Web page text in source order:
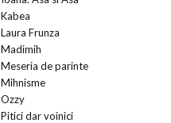
Kabea
Laura Frunza
Madimih
Meseria de parinte
Mihnisme
Ozzy
Pitici dar voinici